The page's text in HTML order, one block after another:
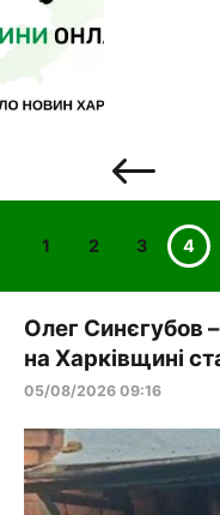
1 2 3 4
Олег Синєгубов
на Харківщині
05/08/2026 09:16